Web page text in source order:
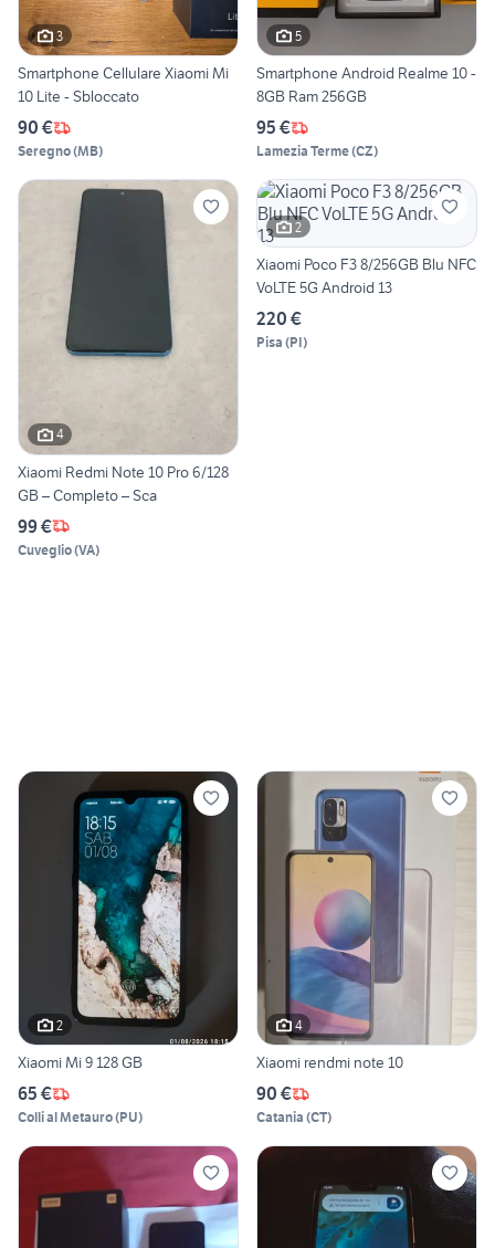
3
Smartphone Cellulare Xiaomi Mi
10 Lite - Sbloccato
90 €
Seregno(MB)
5
Smartphone Android Realme 10 -
8GB Ram 256GB
95 €
Lamezia Terme(CZ)
4
Xiaomi Redmi Note 10 Pro 6/128
GB – Completo – Sca
99 €
Cuveglio(VA)
2
Xiaomi Poco F3 8/256GB Blu NFC
VoLTE 5G Android 13
220 €
Pisa (PI)
2
Xiaomi Mi 9 128 GB
65 €
Colli al Metauro(PU)
4
Xiaomi rendmi note 10
90 €
Catania (CT)